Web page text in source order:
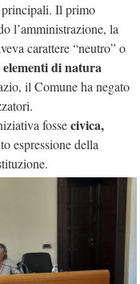
principali. Il primo
l’amministrazione, la
carattere “neutro” o
elementi di natura
il Comune ha negato
fossecivica,
espressione della